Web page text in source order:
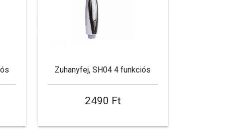
Zuhanyfej, SH04 4 funkciós
2490 Ft